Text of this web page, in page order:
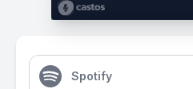
Spotify